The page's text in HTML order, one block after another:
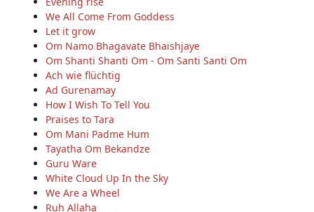
We All Come From Goddess
Let it grow
Om Namo Bhagavate Bhaishjaye
Om Shanti Shanti Om - Om Santi Santi Om
Ach wie flüchtig
Ad Gurenamay
How I Wish To Tell You
Praises to Tara
Om Mani Padme Hum
Tayatha Om Bekandze
Guru Ware
White Cloud Up In the Sky
We Are a Wheel
Ruh Allaha